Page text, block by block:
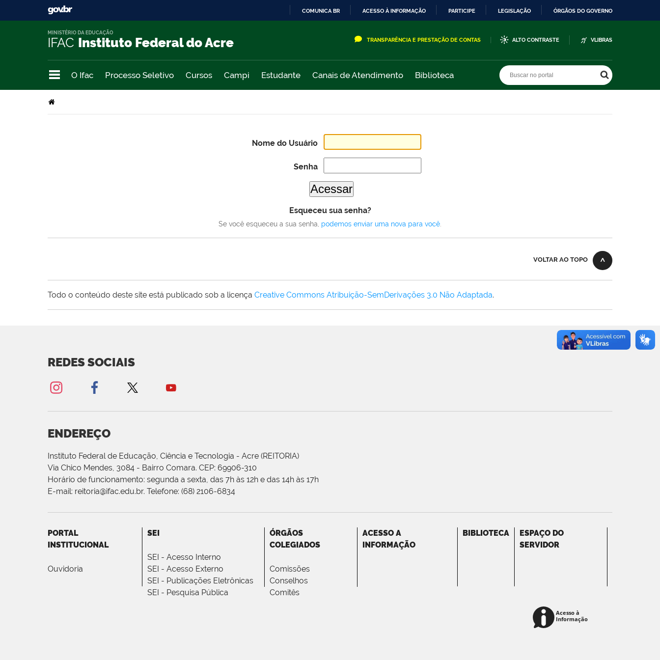
COMUNICA BR ACESSO À INFORMAÇÃO PARTICIPE LEGISLAÇÃO ÓRGÃOS DO GOVERNO
IFAC Instituto Federal do Acre
MINISTÉRIO DA EDUCAÇÃO
TRANSPARÊNCIA E PRESTAÇÃO DE CONTAS ALTO CONTRASTE VLIBRAS
O Ifac Processo Seletivo Cursos Campi Estudante Canais de Atendimento Biblioteca
Nome do Usuário
Senha
Esqueceu sua senha?
Se você esqueceu a sua senha, podemos enviar uma nova para você
VOLTAR AO TOPO
Todo o conteúdo deste site está publicado sob a licença Creative Commons Atribuição-SemDerivações 3.0 Não Adaptada.
REDES SOCIAIS
ENDEREÇO
Instituto Federal de Educação, Ciência e Tecnologia - Acre (REITORIA)
Via Chico Mendes, 3084 - Bairro Comara. CEP: 69906-310
Horário de funcionamento: segunda a sexta, das 7h às 12h e das 14h às 17h
E-mail: reitoria@ifac.edu.br. Telefone: (68) 2106-6834
PORTAL
INSTITUCIONAL
Ouvidoria
SEI
SEI - Acesso Interno
SEI - Acesso Externo
SEI - Publicações Eletrônicas
SEI - Pesquisa Pública
ÓRGÃOS
COLEGIADOS
Comissões
Conselhos
Comitês
ACESSO A
INFORMAÇÃO
BIBLIOTECA
ESPAÇO DO
SERVIDOR